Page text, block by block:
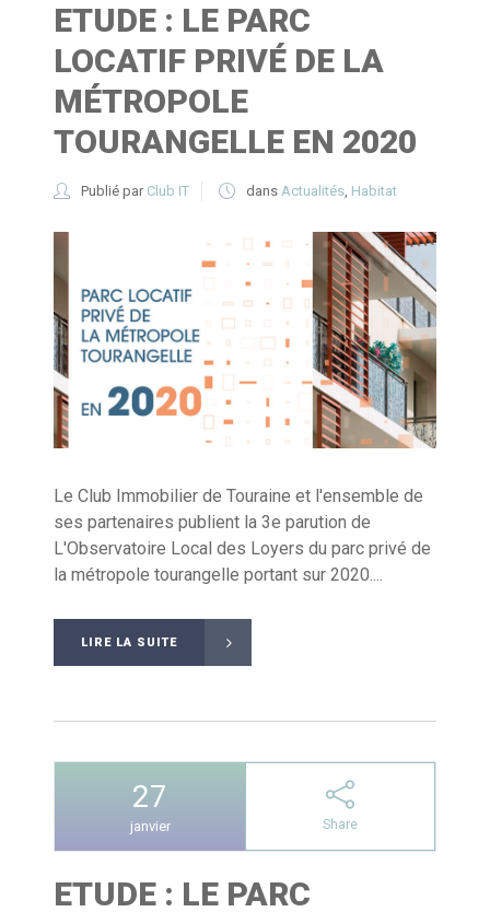
ETUDE : LE PARC
LOCATIF PRIVÉ DE LA
MÉTROPOLE
TOURANGELLE EN 2020
Publié par Club IT dans Actualités, Habitat
Le Club Immobilier de Touraine et l'ensemble de
ses partenaires publient la 3e parution de
L'Observatoire Local des Loyers du parc privé de
la métropole tourangelle portant sur 2020....
LIRE LA SUITE
27
janvier Share
ETUDE : LE PARC